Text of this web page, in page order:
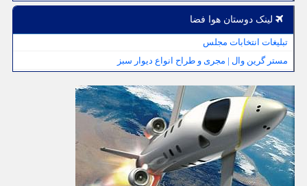
لینک دوستان هوا فضا
تبلیغات انتخابات مجلس
مستر گرین وال | مجری و طراح انواع دیوار سبز